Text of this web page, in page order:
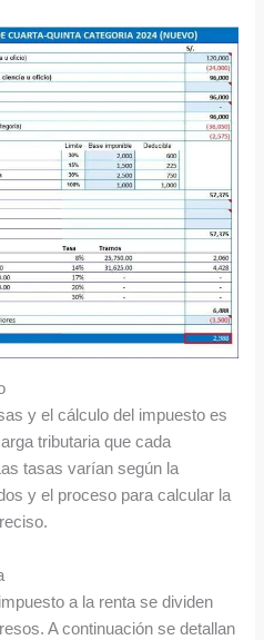
y el cálculo del impuesto es
tributaria que cada
tasas varían según la
y el proceso para calcular la
a la renta se dividen
A continuación se detallan